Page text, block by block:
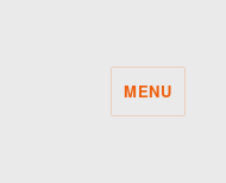
MENU